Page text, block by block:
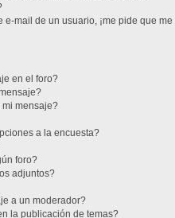
mail de un usuario, ¡me pide que me
en el foro?
mi mensaje?
a la encuesta?
foro?
adjuntos?
a un moderador?
la publicación de temas?